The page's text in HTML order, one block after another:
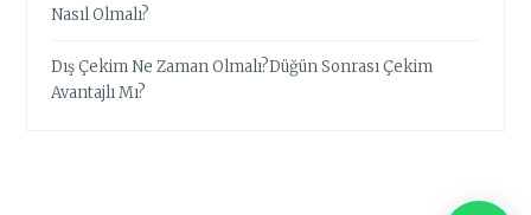
Nasıl Olmalı?
Dış Çekim Ne Zaman Olmalı?Düğün Sonrası Çekim
Avantajlı Mı?